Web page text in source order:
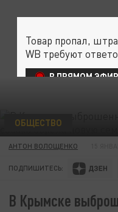
ОБЩЕСТВО
АНТОН ВОЛОЩЕНКО
ПОДПИШИТЕСЬ:
В Крымске
Товар пропал,
WB требуют
В ПРЯМОМ